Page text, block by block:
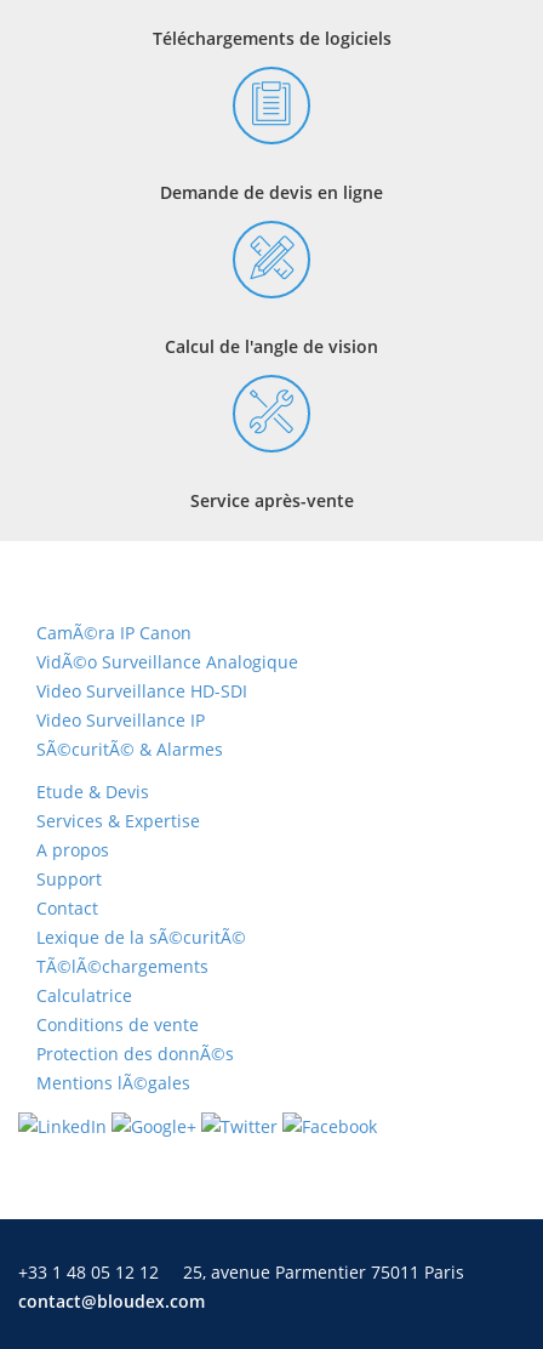
Téléchargements de logiciels
Demande de devis en ligne
Calcul de l'angle de vision
Service après-vente
CamÃ©ra IP Canon
VidÃ©o Surveillance Analogique
Video Surveillance HD-SDI
Video Surveillance IP
SÃ©curitÃ© & Alarmes
Etude & Devis
Services & Expertise
A propos
Support
Contact
Lexique de la sÃ©curitÃ©
TÃ©lÃ©chargements
Calculatrice
Conditions de vente
Protection des donnÃ©s
Mentions lÃ©gales
+33 1 48 05 12 12
25, avenue Parmentier 75011 Paris
contact@bloudex.com